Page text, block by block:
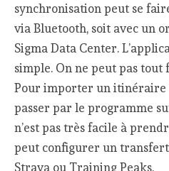
synchronisation peut se
via Bluetooth, soit avec un
Sigma Data Center.
simple. On ne peut pas tout
Pour importer un itinéraire
passer par le programme
n’est pas très facile à
peut configurer un
Strava ou Training Peaks.